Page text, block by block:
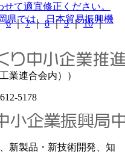
て適宜修正ください。
県では、日本貿易振興機
6｜7｜8｜9｜10｜
業連合会内））
5178
新製品・新技術開発、知